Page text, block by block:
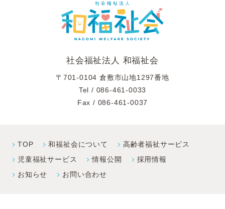
社会福祉法人 和福祉会
〒701-0104 倉敷市山地1297番地
Tel / 086-461-0033
Fax / 086-461-0037
TOP 和福祉会について
高齢者福祉サービス
児童福祉サービス
情報公開
採⽤情報
お知らせ
お問い合わせ